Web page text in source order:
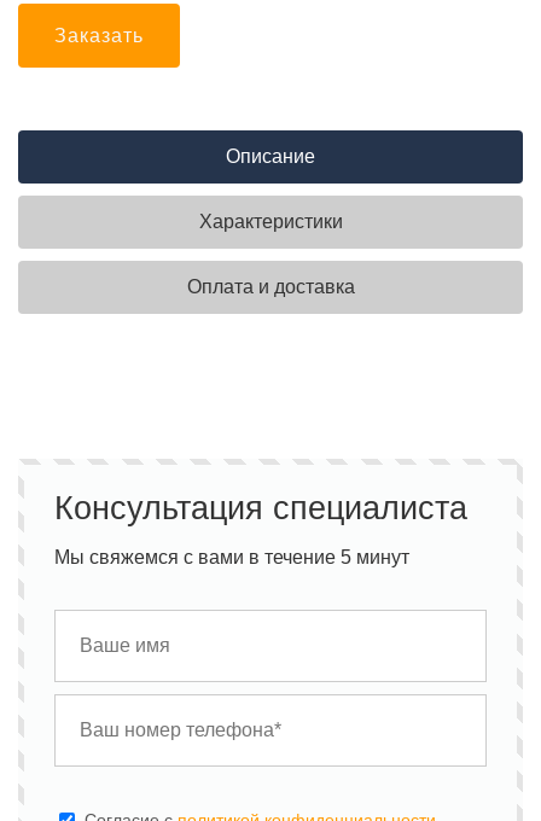
Заказать
Описание
Характеристики
Оплата и доставка
Консультация специалиста
Мы свяжемся с вами в течение 5 минут